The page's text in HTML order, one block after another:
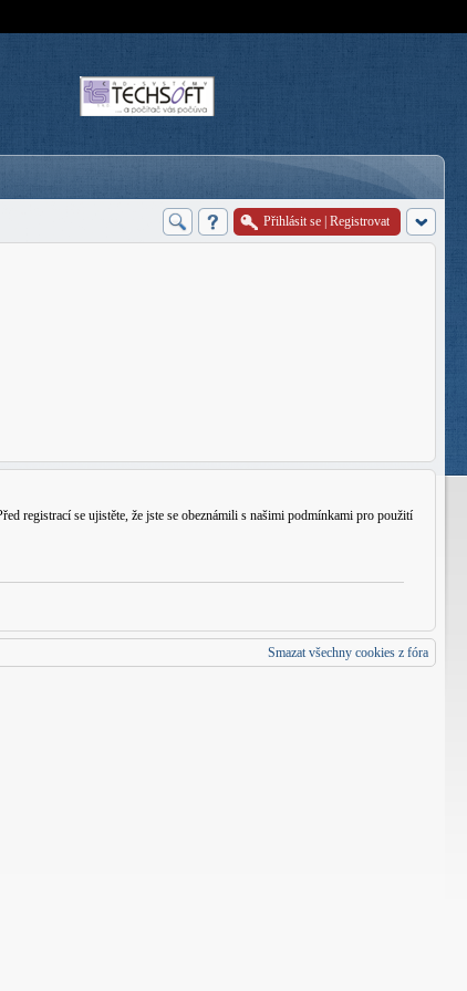
Přihlásit se Registrovat
registrací se ujistěte, že jste se obeznámili s našimi podmínkami pro použití
Smazat všechny cookies z fóra